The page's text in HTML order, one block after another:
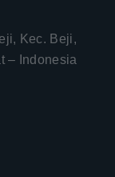
Kec. Beji,
– Indonesia